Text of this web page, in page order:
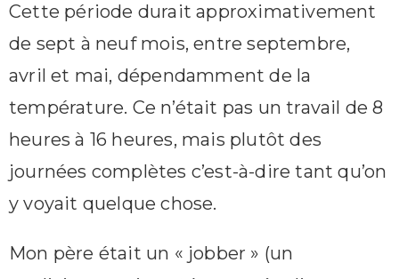
Cette période durait approximativement
de sept à neuf mois, entre septembre,
avril et mai, dépendamment de la
température. Ce n’était pas un travail de 8
heures à 16 heures, mais plutôt des
journées complètes c’est-à-dire tant qu’on
y voyait quelque chose.
Mon père était un « jobber » (un